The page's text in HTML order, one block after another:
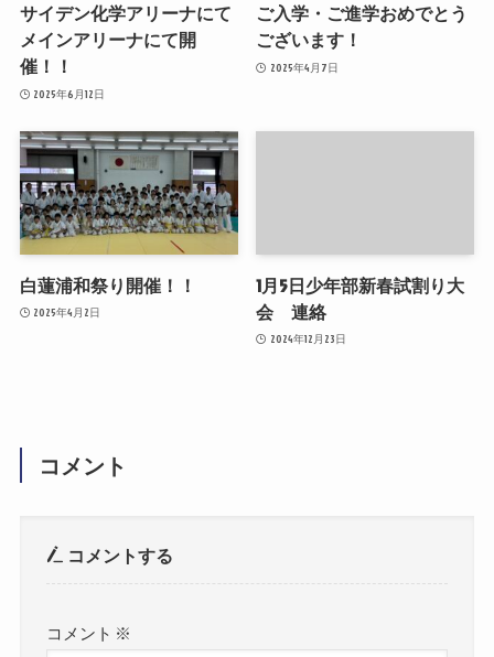
サイデン化学アリーナにて
メインアリーナにて開
催！！
2025年6月12日
ご入学・ご進学おめでとう
ございます！
2025年4月7日
白蓮浦和祭り開催！！
2025年4月2日
1月5日少年部新春試割り大
会 連絡
2024年12月23日
コメント
コメントする
コメント ※